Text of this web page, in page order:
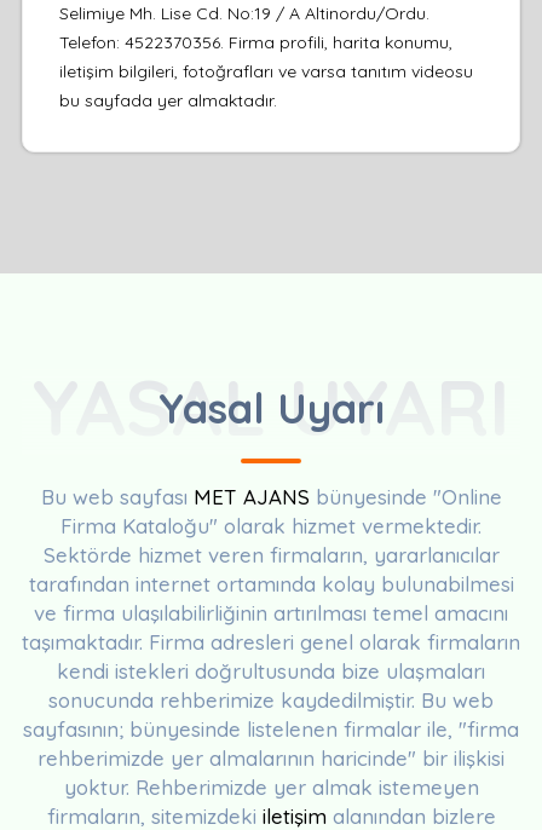
Selimiye Mh. Lise Cd. No:19 / A Altinordu/Ordu.
Telefon: 4522370356. Firma profili, harita konumu,
iletişim bilgileri, fotoğrafları ve varsa tanıtım videosu
bu sayfada yer almaktadır.
Yasal Uyarı
YASAL UYARI
Bu web sayfası MET AJANS bünyesinde "Online
Firma Kataloğu" olarak hizmet vermektedir.
Sektörde hizmet veren firmaların, yararlanıcılar
tarafından internet ortamında kolay bulunabilmesi
ve firma ulaşılabilirliğinin artırılması temel amacını
taşımaktadır. Firma adresleri genel olarak firmaların
kendi istekleri doğrultusunda bize ulaşmaları
sonucunda rehberimize kaydedilmiştir. Bu web
sayfasının; bünyesinde listelenen firmalar ile, "firma
rehberimizde yer almalarının haricinde" bir ilişkisi
yoktur. Rehberimizde yer almak istemeyen
firmaların, sitemizdeki iletişim alanından bizlere